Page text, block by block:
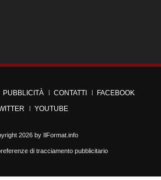
PUBBLICITÀ CONTATTI
FACEBOOK
YOUTUBE
2026 by IlFormat.info
di tracciamento pubblicitario